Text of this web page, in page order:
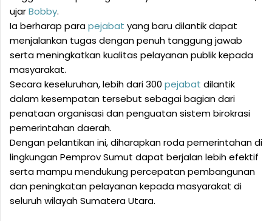
ujarBobby.
Ia berharap parapejabat yang baru dilantik dapat
menjalankan tugas dengan penuh tanggung jawab
serta meningkatkan kualitas pelayanan publik kepada
masyarakat.
Secara keseluruhan, lebih dari 300 pejabat dilantik
dalam kesempatan tersebut sebagai bagian dari
penataan organisasi dan penguatan sistem birokrasi
pemerintahan daerah.
Dengan pelantikan ini, diharapkan roda pemerintahan di
lingkungan Pemprov Sumut dapat berjalan lebih efektif
serta mampu mendukung percepatan pembangunan
dan peningkatan pelayanan kepada masyarakat di
seluruh wilayah Sumatera Utara.